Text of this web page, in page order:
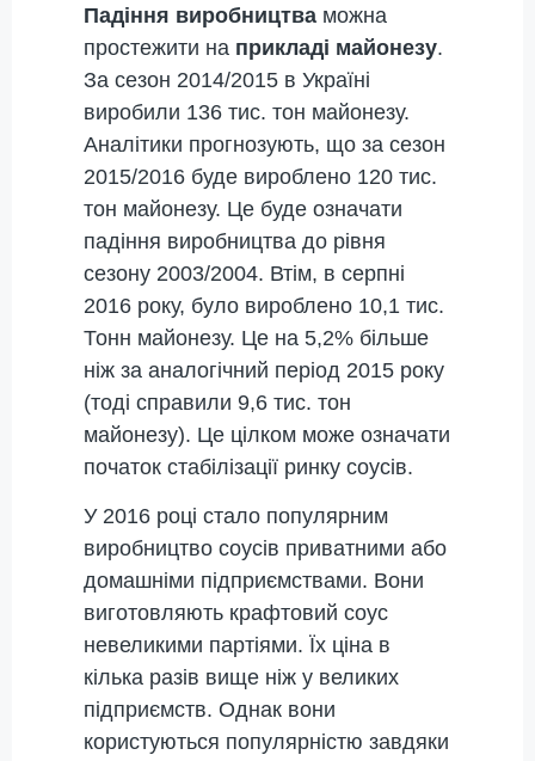
Падіння виробництва можна
простежити на прикладі майонезу.
За сезон 2014/2015 в Україні
виробили 136 тис. тон майонезу.
Аналітики прогнозують, що за сезон
2015/2016 буде вироблено 120 тис.
тон майонезу. Це буде означати
падіння виробництва до рівня
сезону 2003/2004. Втім, в серпні
2016 року, було вироблено 10,1 тис.
Тонн майонезу. Це на 5,2% більше
ніж за аналогічний період 2015 року
(тоді справили 9,6 тис. тон
майонезу). Це цілком може означати
початок стабілізації ринку соусів.
У 2016 році стало популярним
виробництво соусів приватними або
домашніми підприємствами. Вони
виготовляють крафтовий соус
невеликими партіями. Їх ціна в
кілька разів вище ніж у великих
підприємств. Однак вони
користуються популярністю завдяки